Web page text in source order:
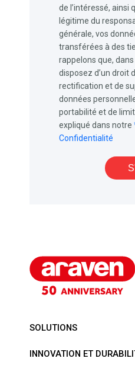
de l’intéressé, ainsi
légitime du
générale, vos
transférées à des
rappelons que,
disposez d’un droit
rectification et de
données
portabilité et de
expliqué dans notre
Confidentialité
SOLUTIONS
INNOVATION ET